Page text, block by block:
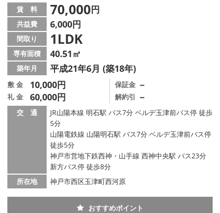
メールでお問い合わせ
賃 料 70,000円
共益費 6,000円
間取り 1LDK
専有面積 40.51㎡
築年月 平成21年6月 (築18年)
敷 金 10,000円
礼 金 60,000円
保証金 －
解約引 －
交 通
JR山陽本線 明石駅 バス7分 ベルデ玉津前バス停 徒歩
5分
山陽電鉄線 山陽明石駅 バス7分 ベルデ玉津前バス停
徒歩5分
神戸市営地下鉄西神・山手線 西神中央駅 バス23分
新方バス停 徒歩8分
所在地
神戸市西区玉津町西河原
おすすめポイント